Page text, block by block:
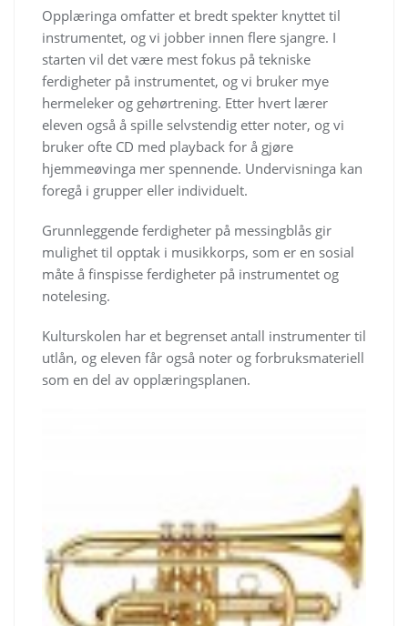
Opplæringa omfatter et bredt spekter knyttet til
instrumentet, og vi jobber innen flere sjangre. I
starten vil det være mest fokus på tekniske
ferdigheter på instrumentet, og vi bruker mye
hermeleker og gehørtrening. Etter hvert lærer
eleven også å spille selvstendig etter noter, og vi
bruker ofte CD med playback for å gjøre
hjemmeøvinga mer spennende. Undervisninga kan
foregå i grupper eller individuelt.
Grunnleggende ferdigheter på messingblås gir
mulighet til opptak i musikkorps, som er en sosial
måte å finspisse ferdigheter på instrumentet og
notelesing.
Kulturskolen har et begrenset antall instrumenter til
utlån, og eleven får også noter og forbruksmateriell
som en del av opplæringsplanen.